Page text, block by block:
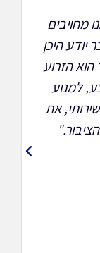
מחויבים
יודע היכן
הוא הזרוע
למנוע
את